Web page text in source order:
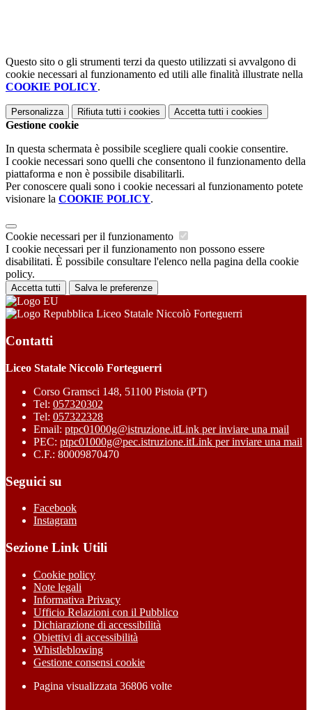
Questo sito o gli strumenti terzi da questo utilizzati si avvalgono di
cookie necessari al funzionamento ed utili alle finalità illustrate nella
COOKIE POLICY.
Personalizza Rifiuta tutti i cookies Accetta tutti i cookies
Gestione cookie
In questa schermata è possibile scegliere quali cookie consentire.
I cookie necessari sono quelli che consentono il funzionamento della
piattaforma e non è possibile disabilitarli.
Per conoscere quali sono i cookie necessari al funzionamento potete
visionare la COOKIE POLICY.
Cookie necessari per il funzionamento
I cookie necessari per il funzionamento non possono essere
disabilitati. È possibile consultare l'elenco nella pagina della cookie
policy.
Accetta tutti Salva le preferenze
Liceo Statale Niccolò Forteguerri
Contatti
Liceo Statale Niccolò Forteguerri
Corso Gramsci 148, 51100 Pistoia (PT)
Tel: 057320302
Tel: 057322328
Email: ptpc01000g@istruzione.itLink per inviare una mail
PEC: ptpc01000g@pec.istruzione.itLink per inviare una mail
C.F.: 80009870470
Seguici su
Facebook
Instagram
Sezione Link Utili
Cookie policy
Note legali
Informativa Privacy
Ufficio Relazioni con il Pubblico
Dichiarazione di accessibilità
Obiettivi di accessibilità
Whistleblowing
Gestione consensi cookie
Pagina visualizzata 36806 volte